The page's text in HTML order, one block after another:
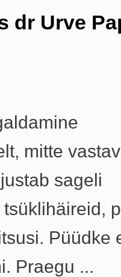
dr Urve
mitte
sageli
Püüdke
Praegu ...